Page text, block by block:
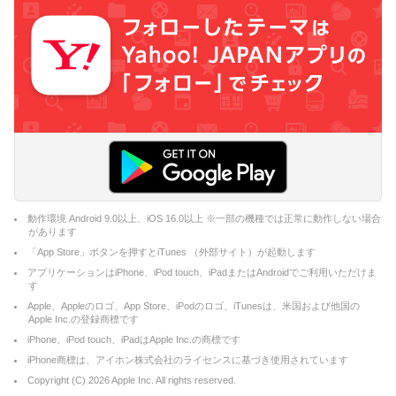
動作環境 Android 9.0以上、iOS 16.0以上 ※一部の機種では正常に動作しない場合
があります
「App Store」ボタンを押すとiTunes （外部サイト）が起動します
アプリケーションはiPhone、iPod touch、iPadまたはAndroidでご利用いただけま
す
Apple、Appleのロゴ、App Store、iPodのロゴ、iTunesは、米国および他国の
Apple Inc.の登録商標です
iPhone、iPod touch、iPadはApple Inc.の商標です
iPhone商標は、アイホン株式会社のライセンスに基づき使用されています
Copyright (C) 2026Apple Inc. All rights reserved.